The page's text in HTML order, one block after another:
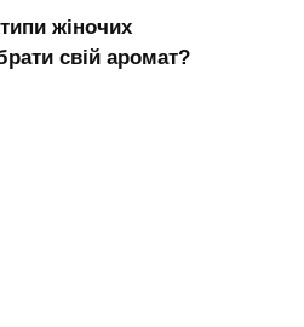
жіночих
свій аромат?